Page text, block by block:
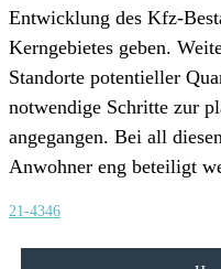
Entwicklung des Kfz-
Kerngebietes geben.
Standorte potentieller
notwendige Schritte zur
angegangen. Bei all
Anwohner eng beteiligt
21-4346